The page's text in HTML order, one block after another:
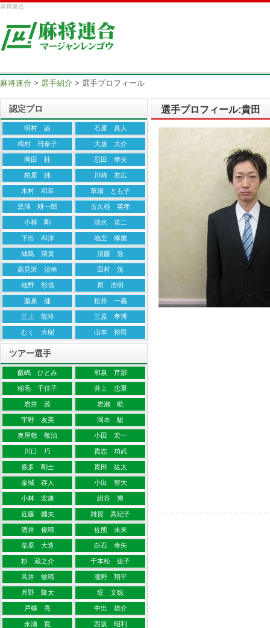
麻将連合
麻将連合 > 選手紹介 > 選手プロフィール
選手プロフィール:貴田
認定プロ
明村 諭 石原 真人
梅村 日奈子 大居 大介
岡田 桂 忍田 幸夫
柏原 純 川崎 友広
木村 和幸 草場 とも子
黒澤 耕一郎 古久根 英孝
小林 剛 清水 英二
下出 和洋 地主 琢磨
城島 清貴 須藤 浩
高見沢 治幸 田村 洸
地野 彰信 原 浩明
藤原 健 松井 一義
三上 龍玲 三原 孝博
むく 大樹 山本 裕司
ツアー選手
飯嶋 ひとみ 和泉 芹那
稲毛 千佳子 井上 忠重
岩井 茜 岩瀨 航
宇野 友美 岡本 駿
奥屋敷 敬治 小田 宏一
川口 巧 貴志 功武
喜多 剛士 貴田 紘太
金城 存人 小出 智大
小林 宏康 紺谷 博
近藤 國夫 雑賀 真紀子
酒井 俊晴 佐熊 未来
柴原 大造 白石 幸矢
杉 蔵之介 千本松 紘子
高井 敏晴 瀧野 翔平
月野 隆太 堤 文聡
戸構 亮 中出 雄介
永瀬 寛 西坂 昭利